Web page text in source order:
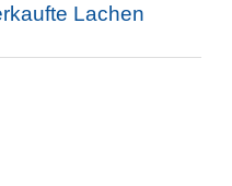
Lachen